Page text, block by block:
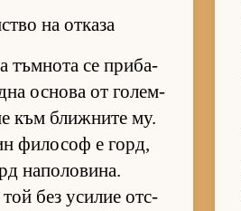
на отказа
тъм­нота се при­ба­
ос­нова от го­лем­
към ближ­ните му.
фи­ло­соф е горд,
на­по­ло­ви­на.
без уси­лие от­с­